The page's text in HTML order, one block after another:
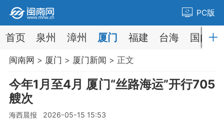
PC版
首页 泉州 漳州 厦门 福建 台海 国内
闽南网 > 厦门 > 厦门新闻 > 正文
今年1月至4月 厦门“丝路海运”开行705
艘次
海西晨报 2026-05-15 15:53